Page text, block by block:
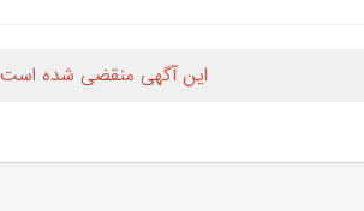
این آگهی منقضی شده است